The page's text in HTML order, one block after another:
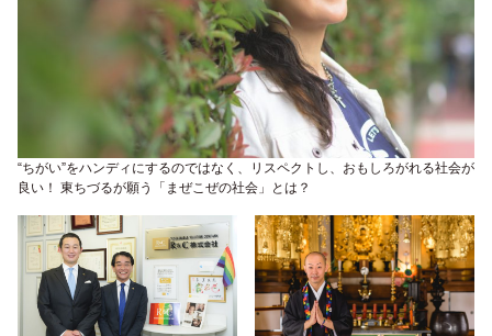
“ちがい”をハンディにするのではなく、リスペクトし、おもしろがれる社会が
良い！ 東ちづるが願う「まぜこぜの社会」とは？